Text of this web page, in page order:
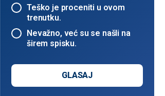
Teško je proceniti u ovom
trenutku.
Nevažno, već su se našli na
širem spisku.
GLASAJ